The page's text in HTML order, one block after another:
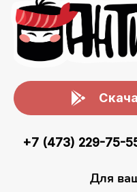
+7 (473) 229-75-
Для